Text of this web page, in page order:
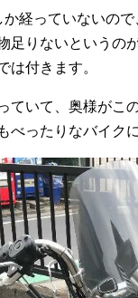
経っていないの
足りないというの
は付きます。
ていて、奥様がこ
ったりなバイク